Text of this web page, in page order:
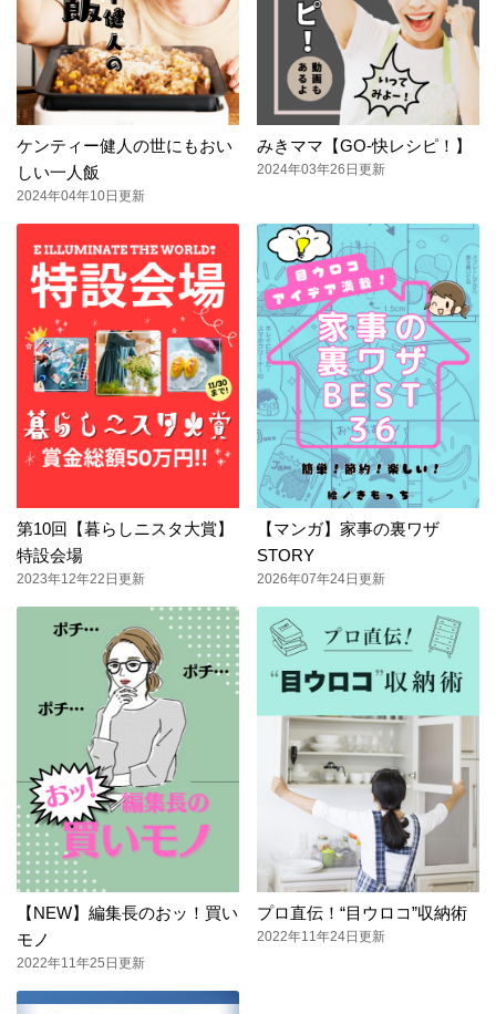
ケンティー健人の世にもおい
しい一人飯
2024年04年10日更新
みきママ【GO-快レシピ！】
2024年03年26日更新
第10回【暮らしニスタ大賞】
特設会場
2023年12年22日更新
【マンガ】家事の裏ワザ
STORY
2026年07年24日更新
【NEW】編集長のおッ！買い
モノ
2022年11年25日更新
プロ直伝！“目ウロコ”収納術
2022年11年24日更新